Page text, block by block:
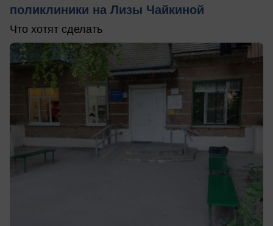
поликлиники на Лизы Чайкиной
Что хотят сделать